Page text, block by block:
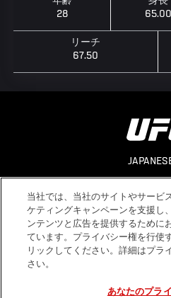
28 65.00
リーチ
67.50
Footer ヘルプ
当社では、当社のサイトやサービ
ケティングキャンペーンを支援し
ンテンツと広告を提供するために
ています。プライバシー権を行使
リックしてください。詳細はプラ
さい。
あなたのプラ